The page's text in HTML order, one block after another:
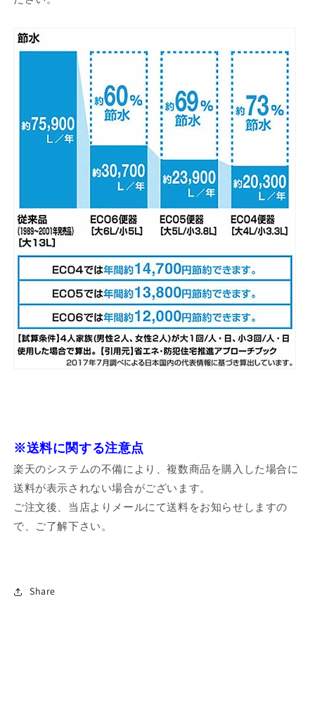
※送料に関する注意点
楽天のシステムの不備により、複数商品を購入した場合に
送料が表示されない場合がございます。
ご注文後、当店よりメールにて送料をお知らせしますの
で、ご了解下さい。
Share